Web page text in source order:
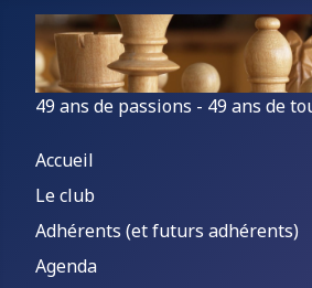
49 ans de passions - 49 ans de
Accueil
Le club
Adhérents (et futurs adhérents)
Agenda